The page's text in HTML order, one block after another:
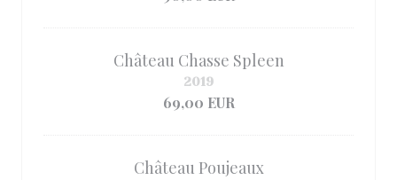
Château Chasse Spleen
69,00 EUR
2019
Château Poujeaux